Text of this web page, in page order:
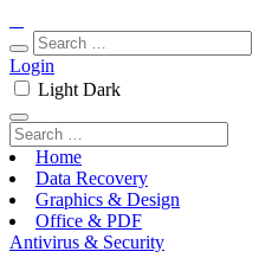
Login
Light Dark
Home
Data Recovery
Graphics & Design
Office & PDF
Antivirus & Security